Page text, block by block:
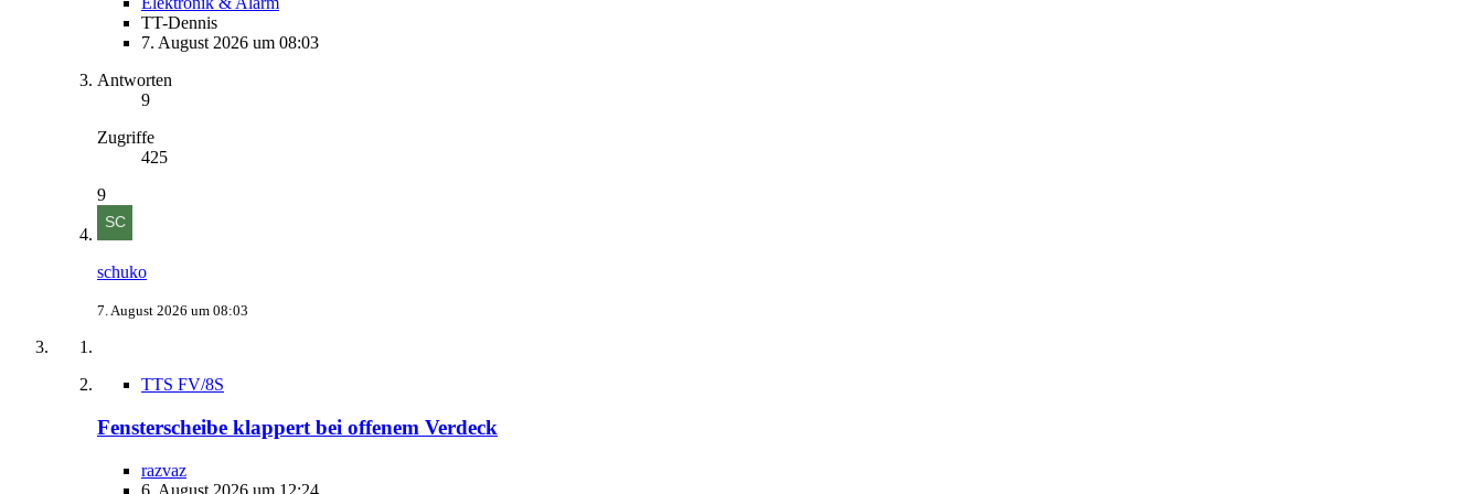
TT-Dennis
7. August 2026 um 08:03
Antworten
9
Zugriffe
425
9
schuko
7. August 2026 um 08:03
TTS FV/8S
Fensterscheibe klappert bei offenem Verdeck
razvaz
6. August 2026 um 12:24